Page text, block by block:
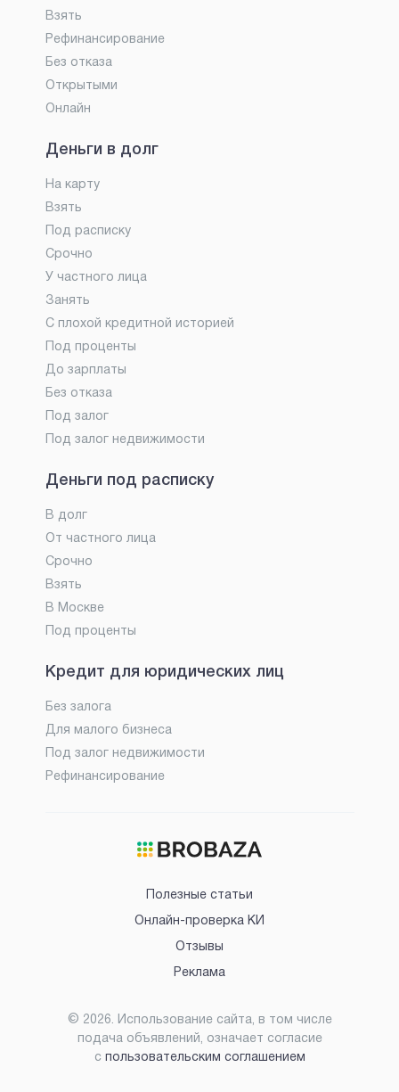
Взять
Рефинансирование
Без отказа
Открытыми
Онлайн
Деньги в долг
На карту
Взять
Под расписку
Срочно
У частного лица
Занять
С плохой кредитной историей
Под проценты
До зарплаты
Без отказа
Под залог
Под залог недвижимости
Деньги под расписку
В долг
От частного лица
Срочно
Взять
В Москве
Под проценты
Кредит для юридических лиц
Без залога
Для малого бизнеса
Под залог недвижимости
Рефинансирование
Полезные статьи
Онлайн-проверка КИ
Отзывы
Реклама
© 2026. Использование сайта, в том числе
подача объявлений, означает согласие
с пользовательским соглашением